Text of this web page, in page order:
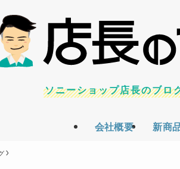
会社概要 新商
ソニーショップ店長のブロ